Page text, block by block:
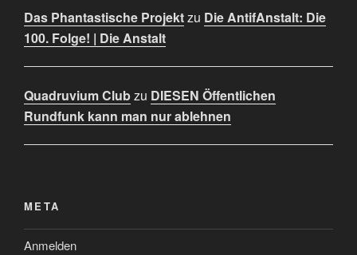
Das Phantastische Projektzu Die AntifAnstalt: Die
100. Folge! | Die Anstalt
Quadruvium Clubzu DIESEN Öffentlichen
Rundfunk kann man nur ablehnen
META
Anmelden